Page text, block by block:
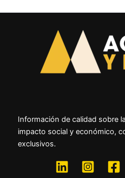
Información de calidad sobre
impacto social y económico,
exclusivos.